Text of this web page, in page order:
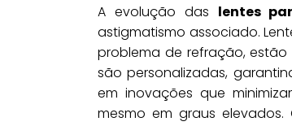
A evolução das lentes
astigmatismo associado.
problema de refração, estão
são personalizadas,
em inovações que
mesmo em graus